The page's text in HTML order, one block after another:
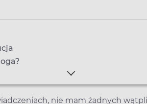
nie mam żadnych